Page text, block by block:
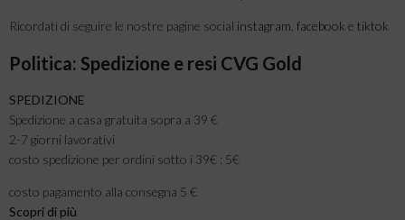
Ricordati di seguire le nostre pagine social instagram facebook e tiktok
Politica: Spedizione e resi CVG Gold
SPEDIZIONE
Spedizione a casa gratuita sopra a 39 €
2-7 giorni lavorativi
costo spedizione per ordini sotto i 39€ : 5€
costo pagamento alla consegna 5 €
Scopri di più